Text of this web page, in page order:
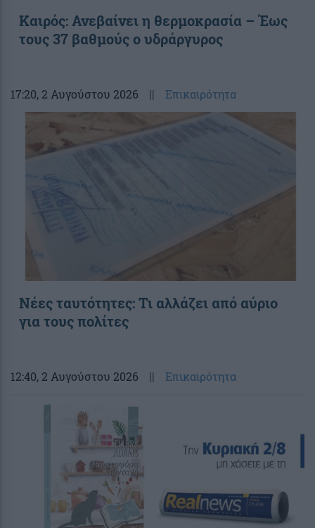
Καιρός: Ανεβαίνει η θερμοκρασία – Έως
τους 37 βαθμούς ο υδράργυρος
17:20, 2 Αυγούστου 2026 || Επικαιρότητα
Νέες ταυτότητες: Τι αλλάζει από αύριο
για τους πολίτες
12:40, 2 Αυγούστου 2026 || Επικαιρότητα